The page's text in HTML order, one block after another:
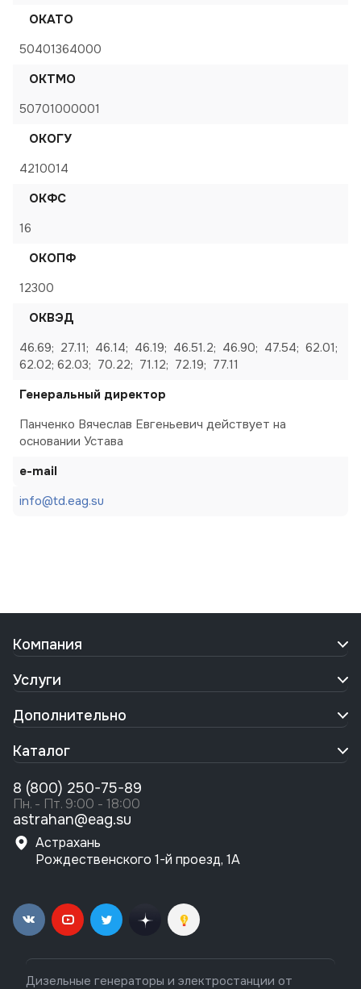
ОКАТО
50401364000
ОКТМО
50701000001
ОКОГУ
4210014
ОКФС
16
ОКОПФ
12300
ОКВЭД
46.69; 27.11; 46.14; 46.19; 46.51.2; 46.90; 47.54; 62.01;
62.02; 62.03; 70.22; 71.12; 72.19; 77.11
Генеральный директор
Панченко Вячеслав Евгеньевич действует на
основании Устава
e-mail
info@td.eag.su
Компания
Услуги
Дополнительно
Каталог
8 (800) 250-75-89
Пн. - Пт. 9:00 - 18:00
astrahan@eag.su
Астрахань
Рождественского 1-й проезд, 1А
Дизельные генераторы и электростанции от